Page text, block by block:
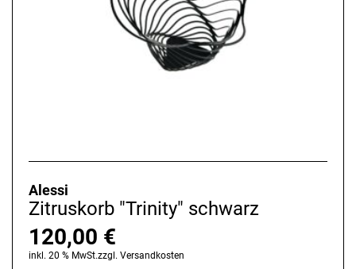
Alessi
Zitruskorb "Trinity" schwarz
120,00 €
inkl. 20 % MwSt.zzgl. Versandkosten